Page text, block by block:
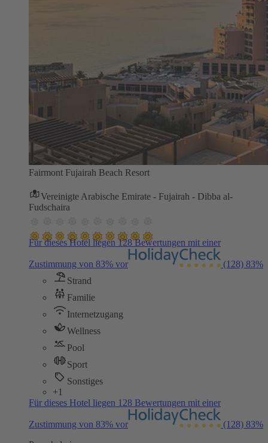
Fairmont Fujairah Beach Resort
Vereinigte Arabische Emirate - Fujairah - Dibba al-
Fudschaira
Für dieses Hotel liegen 128 Bewertungen mit einer
Zustimmung von 83% vor (128) 83%
Strand
Familie
Internetzugang
Wellness
Pool
Sport
Sonstiges
+1
Für dieses Hotel liegen 128 Bewertungen mit einer
Zustimmung von 83% vor (128) 83%